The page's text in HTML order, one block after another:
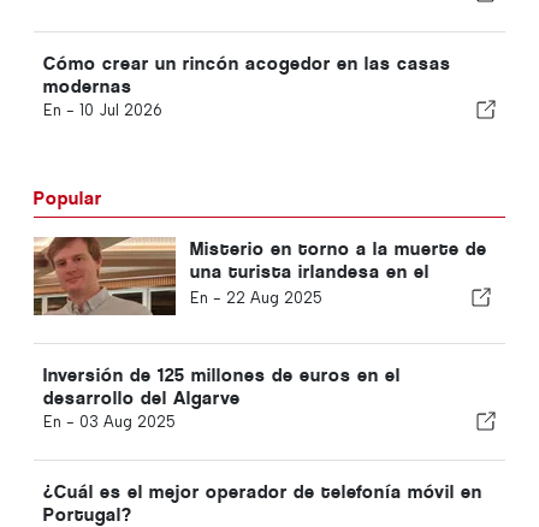
Cómo crear un rincón acogedor en las casas
modernas
En - 10 Jul 2026
Popular
Misterio en torno a la muerte de
una turista irlandesa en el
Algarve
En - 22 Aug 2025
Inversión de 125 millones de euros en el
desarrollo del Algarve
En - 03 Aug 2025
¿Cuál es el mejor operador de telefonía móvil en
Portugal?